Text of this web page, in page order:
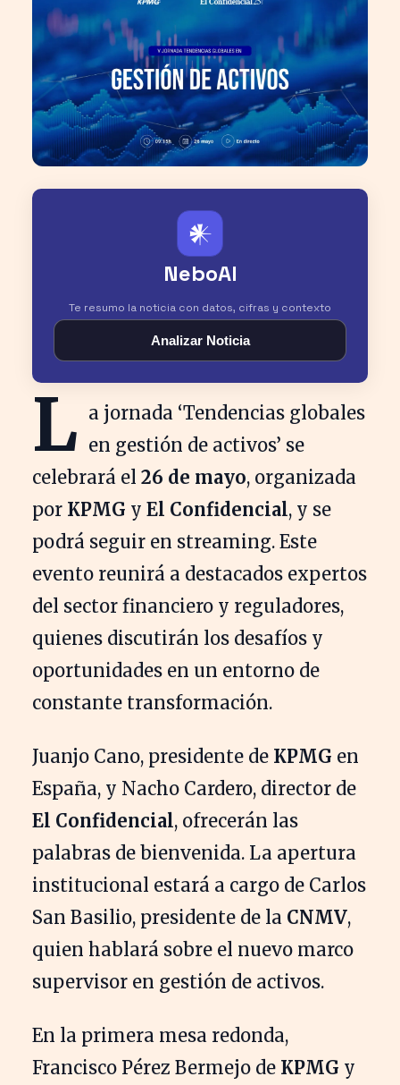
𒀭
NeboAI
Te resumo la noticia con datos, cifras y contexto
Analizar Noticia
L a jornada ‘Tendencias globales
en gestión de activos’ se
celebrará el 26 de mayo, organizada
por KPMG y El Confidencial, y se
podrá seguir en streaming. Este
evento reunirá a destacados expertos
del sector financiero y reguladores,
quienes discutirán los desafíos y
oportunidades en un entorno de
constante transformación.
Juanjo Cano, presidente de KPMG en
España, y Nacho Cardero, director de
El Confidencial, ofrecerán las
palabras de bienvenida. La apertura
institucional estará a cargo de Carlos
San Basilio, presidente de la CNMV,
quien hablará sobre el nuevo marco
supervisor en gestión de activos.
En la primera mesa redonda,
Francisco Pérez Bermejo de KPMG y